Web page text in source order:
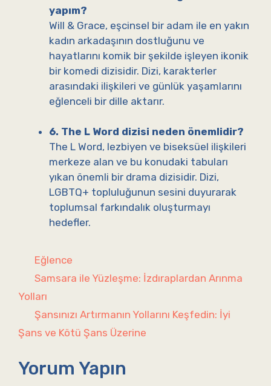
yapım?
Will & Grace, eşcinsel bir adam ile en yakın
kadın arkadaşının dostluğunu ve
hayatlarını komik bir şekilde işleyen ikonik
bir komedi dizisidir. Dizi, karakterler
arasındaki ilişkileri ve günlük yaşamlarını
eğlenceli bir dille aktarır.
6. The L Word dizisi neden önemlidir?
The L Word, lezbiyen ve biseksüel ilişkileri
merkeze alan ve bu konudaki tabuları
yıkan önemli bir drama dizisidir. Dizi,
LGBTQ+ topluluğunun sesini duyurarak
toplumsal farkındalık oluşturmayı
hedefler.
Kategoriler
Eğlence
Samsara ile Yüzleşme: İzdıraplardan Arınma
Yolları
Şansınızı Artırmanın Yollarını Keşfedin: İyi
Şans ve Kötü Şans Üzerine
Yorum Yapın